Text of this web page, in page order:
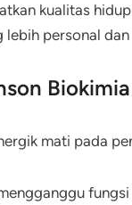
kualitas
lebih personal
Biokimia
mati pada